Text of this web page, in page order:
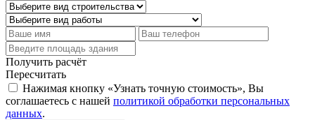
Получить расчёт
Пересчитать
Нажимая кнопку «Узнать точную стоимость», Вы
соглашаетесь с нашей политикой обработки персональных
данных.